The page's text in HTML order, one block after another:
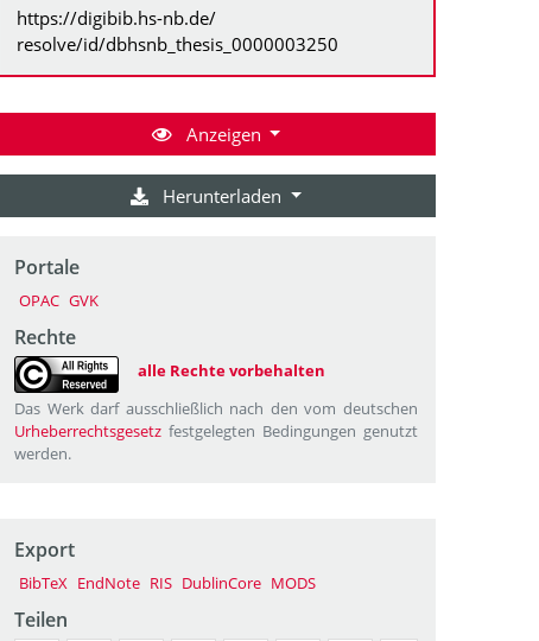
https://digibib.hs-nb.de/
resolve/id/dbhsnb_thesis_0000003250
Anzeigen
Herunterladen
Portale
OPAC GVK
Rechte
alle Rechte vorbehalten
Das Werk darf ausschließlich nach den vom deutschen
Urheberrechtsgesetz festgelegten Bedingungen genutzt
werden.
Export
BibTeX EndNote RIS DublinCore MODS
Teilen